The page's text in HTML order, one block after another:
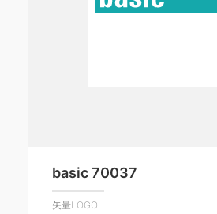
basic 70037
矢量LOGO